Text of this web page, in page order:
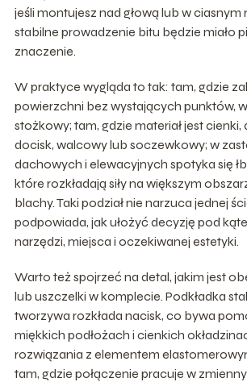
jeśli montujesz nad głową lub w ciasnym
stabilne prowadzenie bitu będzie miało
znaczenie.
W praktyce wygląda to tak: tam, gdzie
powierzchni bez wystających punktów,
stożkowy; tam, gdzie materiał jest cienki,
docisk, walcowy lub soczewkowy; w
dachowych i elewacyjnych spotyka się
które rozkładają siły na większym
blachy. Taki podział nie narzuca jednej
podpowiada, jak ułożyć decyzję pod
narzędzi, miejsca i oczekiwanej estetyki.
Warto też spojrzeć na detal, jakim jest
lub uszczelki w komplecie. Podkładka
tworzywa rozkłada nacisk, co bywa
miękkich podłożach i cienkich
rozwiązania z elementem
tam, gdzie połączenie pracuje w